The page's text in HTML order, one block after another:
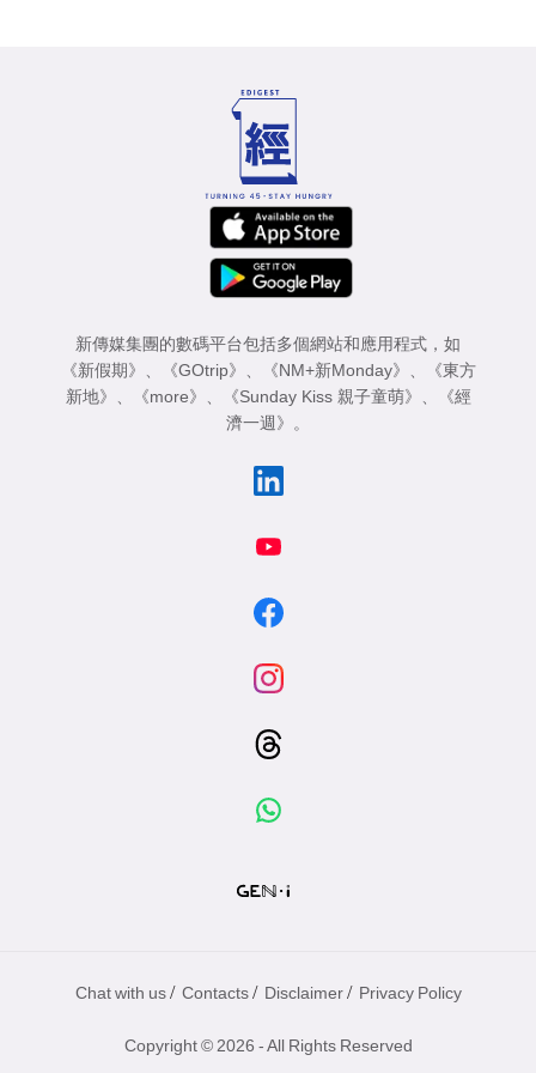
新傳媒集團的數碼平台包括多個網站和應用程式，如
《新假期》
《GOtrip》 《NM+新Monday》
《東方
新地》
《more》 《Sunday Kiss 親子童萌》
《經
濟一週》
。
Chat with us / Contacts / Disclaimer / Privacy Policy
Copyright © 2026 - All Rights Reserved